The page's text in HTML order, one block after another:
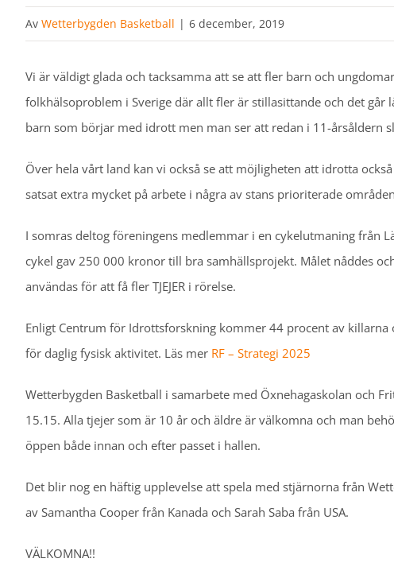
Av Wetterbygden Basketball | 6 december, 2019
Vi är väldigt glada och tacksamma att se att fler barn och
folkhälsoproblem i Sverige där allt fler är stillasittande och det
barn som börjar med idrott men man ser att redan i 11-årsåldern
Över hela vårt land kan vi också se att möjligheten att idrotta
satsat extra mycket på arbete i några av stans prioriterade
I somras deltog föreningens medlemmar i en cykelutmaning från
cykel gav 250 000 kronor till bra samhällsprojekt. Målet nåddes
användas för att få fler TJEJER i rörelse.
Enligt Centrum för Idrottsforskning kommer 44 procent av
för daglig fysisk aktivitet. Läs mer RF – Strategi 2025
Wetterbygden Basketball i samarbete med Öxnehagaskolan och
15.15. Alla tjejer som är 10 år och äldre är välkomna och man
öppen både innan och efter passet i hallen.
Det blir nog en häftig upplevelse att spela med stjärnorna från
av Samantha Cooper från Kanada och Sarah Saba från USA.
VÄLKOMNA!!